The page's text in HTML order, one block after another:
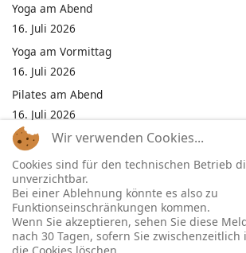
Yoga am Abend
16. Juli 2026
Yoga am Vormittag
16. Juli 2026
Pilates am Abend
16. Juli 2026
Jumping Fitness Intervall
16. Juli 2026
Jumping Fitness Erwachsene
16. Juli 2026
Kinderfest in Neukirchen
16. Juli 2026
Wir verwenden Cookies...
Cookies sind für den technischen Betrieb
unverzichtbar.
Bei einer Ablehnung könnte es also zu
Funktionseinschränkungen kommen.
Wenn Sie akzeptieren, sehen Sie diese
nach 30 Tagen, sofern Sie